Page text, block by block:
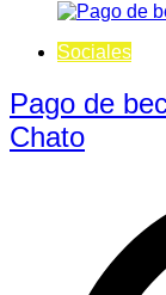
Sociales
Pago de
Chato